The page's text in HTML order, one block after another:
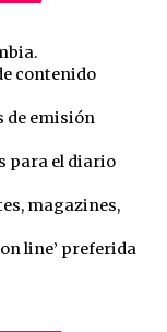
contenido
de emisión
para el diario
magazines,
line’ preferida